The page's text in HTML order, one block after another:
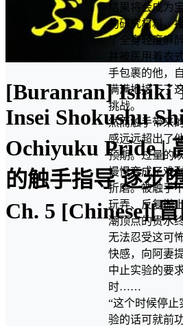
[Buranran] Ishiki
Insei Shokushu
Ochiyuku Pride |
的触手指导 逐步
Ch. 5 [Chinese][
结果将会成为
的研究材料。
了全身轻度麻
并被医用着衣
手包裹的他，
满满地接下了
挑战。
然而触手带来
感远远超出了
预期。过量的
慢慢变成了难
折磨。被触手
玩弄、反复抛
潮顶点的贵水
无法忍受这可
快感，向阿妻
中止实验的要
时……
“这个时候停止
验的话可就前